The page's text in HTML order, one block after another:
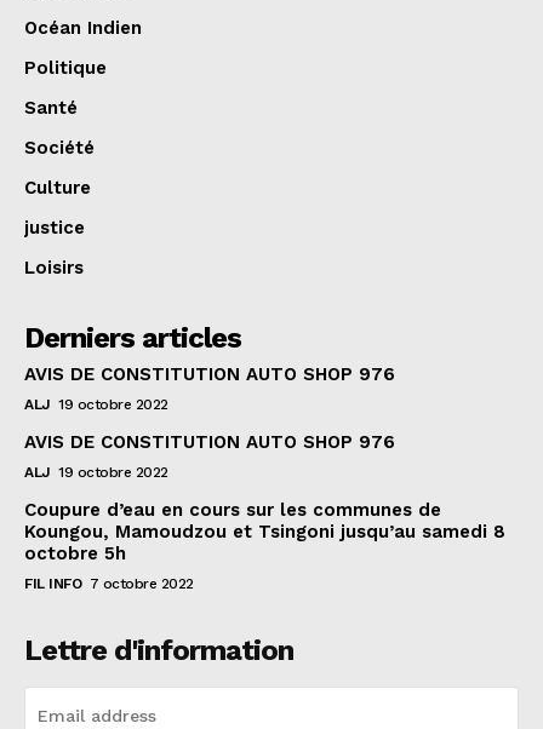
Océan Indien
Politique
Santé
Société
Culture
justice
Loisirs
Derniers articles
AVIS DE CONSTITUTION AUTO SHOP 976
ALJ 19 octobre 2022
AVIS DE CONSTITUTION AUTO SHOP 976
ALJ 19 octobre 2022
Coupure d’eau en cours sur les communes de
Koungou, Mamoudzou et Tsingoni jusqu’au samedi 8
octobre 5h
FIL INFO 7 octobre 2022
Lettre d'information